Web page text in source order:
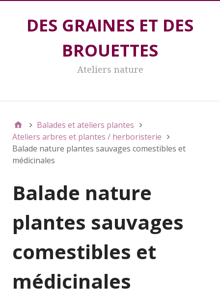
DES GRAINES ET DES
BROUETTES
Ateliers nature
Balades et ateliers plantes
Ateliers arbres et plantes / herboristerie
Balade nature plantes sauvages comestibles et
médicinales
Balade nature
plantes sauvages
comestibles et
médicinales